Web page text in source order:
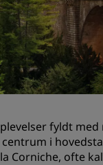
fyldt
i
Corniche, ofte